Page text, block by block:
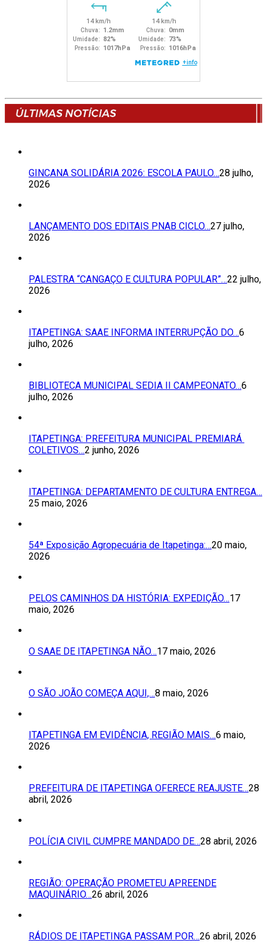
GINCANA SOLIDÁRIA 2026: ESCOLA PAULO…28 julho,
2026
LANÇAMENTO DOS EDITAIS PNAB CICLO…27 julho,
2026
PALESTRA “CANGAÇO E CULTURA POPULAR”…22 julho,
2026
ITAPETINGA: SAAE INFORMA INTERRUPÇÃO DO…6
julho, 2026
BIBLIOTECA MUNICIPAL SEDIA II CAMPEONATO…6
julho, 2026
ITAPETINGA: PREFEITURA MUNICIPAL PREMIARÁ
COLETIVOS…2 junho, 2026
ITAPETINGA: DEPARTAMENTO DE CULTURA ENTREGA…
25 maio, 2026
54ª Exposição Agropecuária de Itapetinga:…20 maio,
2026
PELOS CAMINHOS DA HISTÓRIA: EXPEDIÇÃO…17
maio, 2026
O SAAE DE ITAPETINGA NÃO…17 maio, 2026
O SÃO JOÃO COMEÇA AQUI,…8 maio, 2026
ITAPETINGA EM EVIDÊNCIA, REGIÃO MAIS…6 maio,
2026
PREFEITURA DE ITAPETINGA OFERECE REAJUSTE…28
abril, 2026
POLÍCIA CIVIL CUMPRE MANDADO DE…28 abril, 2026
REGIÃO: OPERAÇÃO PROMETEU APREENDE
MAQUINÁRIO…26 abril, 2026
RÁDIOS DE ITAPETINGA PASSAM POR…26 abril, 2026